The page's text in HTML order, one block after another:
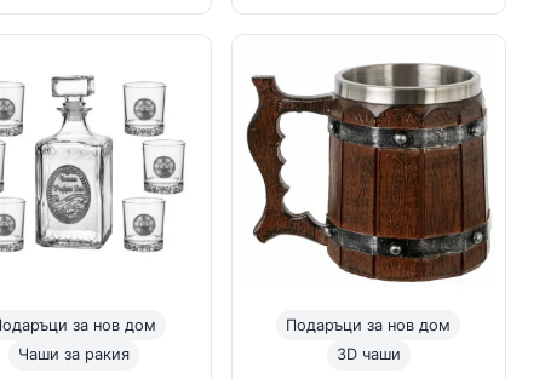
за нов дом
Чаши за ракия
Подаръци за нов дом
3D чаши